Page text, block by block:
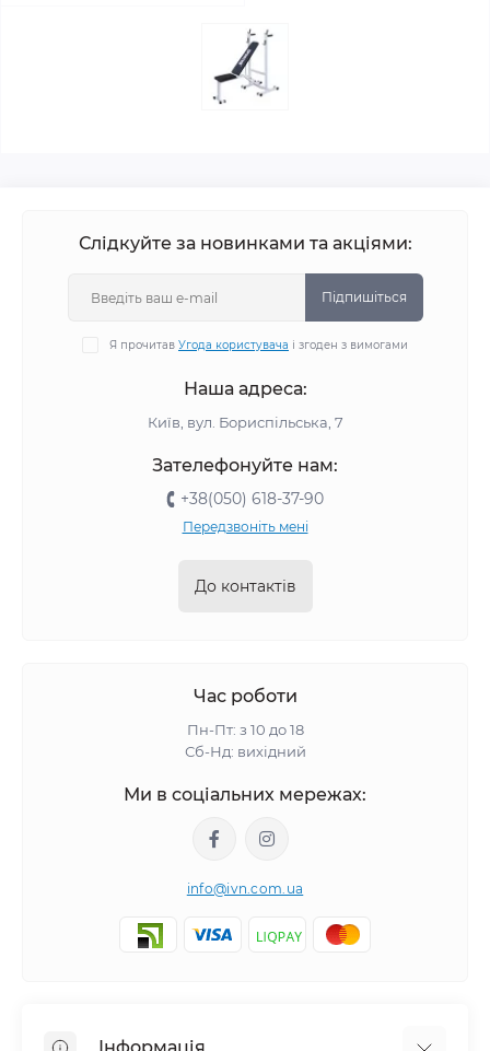
Слідкуйте за новинками та акціями:
Підпишіться
Я прочитав Угода користувача і згоден з вимогами
Наша адреса:
Київ, вул. Бориспільська, 7
Зателефонуйте нам:
+38(050) 618-37-90
Передзвоніть мені
До контактів
Час роботи
Пн-Пт: з 10 до 18
Сб-Нд: вихідний
Ми в соціальних мережах:
info@ivn.com.ua